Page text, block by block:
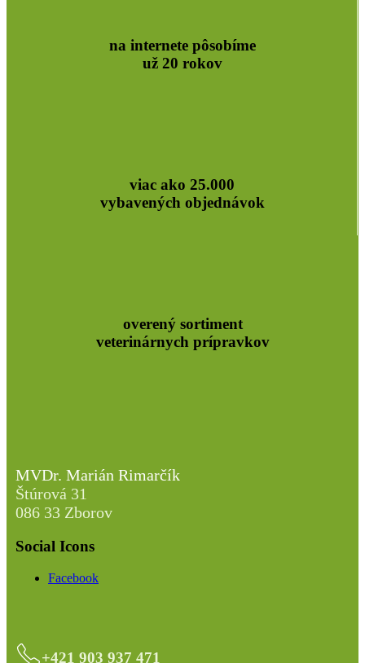
na internete pôsobíme
už 20 rokov
viac ako 25.000
vybavených objednávok
overený sortiment
veterinárnych prípravkov
MVDr. Marián Rimarčík
Štúrová 31
086 33 Zborov
Social Icons
Facebook
+421 903 937 471